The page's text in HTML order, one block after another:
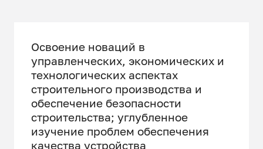
Освоение новаций в
управленческих, экономических и
технологических аспектах
строительного производства и
обеспечение безопасности
строительства; углубленное
изучение проблем обеспечения
качества устройства